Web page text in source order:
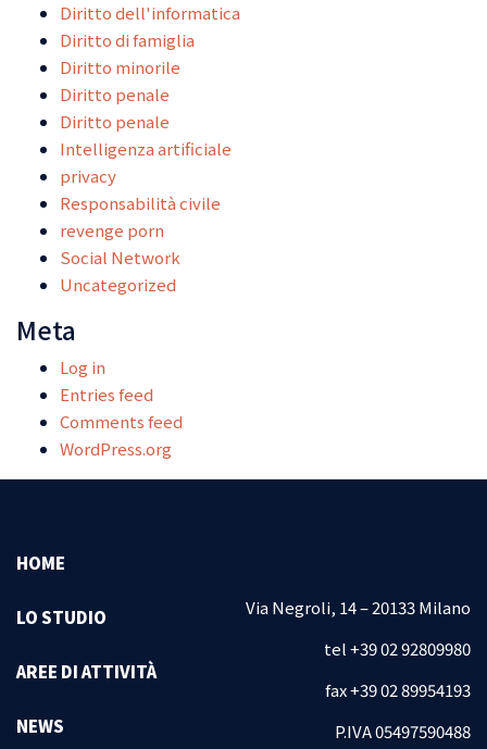
Diritto dell'informatica
Diritto di famiglia
Diritto minorile
Diritto penale
Diritto penale
Intelligenza artificiale
privacy
Responsabilità civile
revenge porn
Social Network
Uncategorized
Meta
Log in
Entries feed
Comments feed
WordPress.org
HOME
LO STUDIO
AREE DI ATTIVITÀ
NEWS
Via Negroli, 14 – 20133 Milano
tel +39 02 92809980
fax +39 02 89954193
P.IVA 05497590488